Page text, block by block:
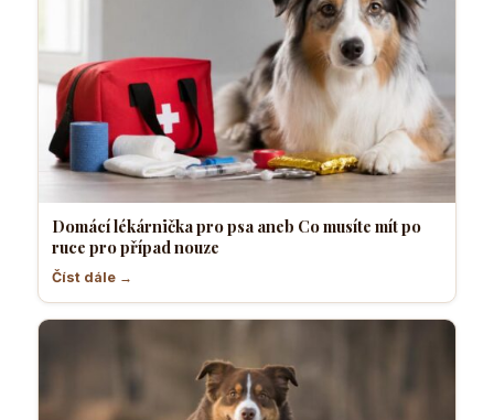
Domácí lékárnička pro psa aneb Co musíte mít po
ruce pro případ nouze
Číst dále →